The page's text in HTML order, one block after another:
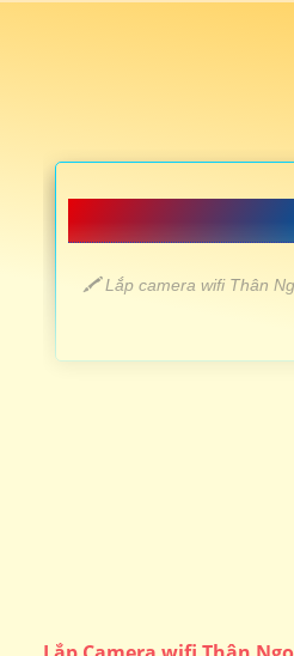
️🖍 Lắp camera wifi Thân
🌟 Lắp